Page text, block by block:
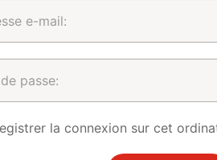
la connexion sur cet